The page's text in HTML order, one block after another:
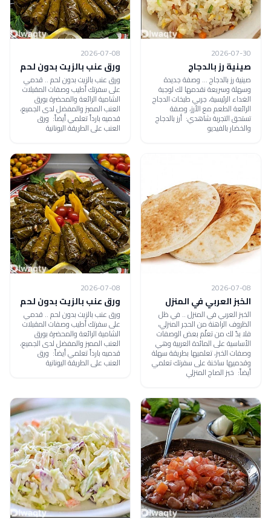
2026-07-30
صينية رز بالدجاج
صينية رز بالدجاج ... وصفة جديدة
وسهلة وسريعة نقدمها لك لوجبة
الغداء الرئيسية، جربي طبخات الدجاج
الرائعة الطعم مع الأرز، وصفة
تستحق التجربة شاهدي: أرز بالدجاج
والخضار بالفيديو
2026-07-08
ورق عنب بالزيت بدون لحم
ورق عنب بالزيت بدون لحم .. قدمي
على سفرتك أطيب وصفات المقبلات
الشامية الرائعة والمحضرة بورق
العنب المميز والمفضل لدى الجميع،
قدميه بارداً تعلمي أيضاً: ورق
العنب على الطريقة اليونانية
2026-07-08
الخبز العربي في المنزل
الخبز العربي في المنزل .. في ظل
الظروف الراهنة من الحجر المنزلي،
فلا بدّ لك من تعلّم بعض الوصفات
الأساسية على المائدة العربية وهي
وصفات الخبز، تعلميها بطريقة سهلة
وقدميها ساخنة على سفرتك تعلمي
أيضاً: خبز الصاج المنزلي
2026-07-08
ورق عنب بالزيت بدون لحم
ورق عنب بالزيت بدون لحم .. قدمي
على سفرتك أطيب وصفات المقبلات
الشامية الرائعة والمحضرة بورق
العنب المميز والمفضل لدى الجميع،
قدميه بارداً تعلمي أيضاً: ورق
العنب على الطريقة اليونانية